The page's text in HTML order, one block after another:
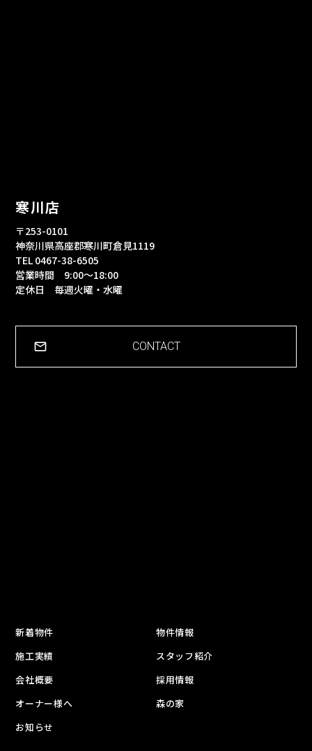
寒川店
〒253-0101
神奈川県高座郡寒川町倉見1119
TEL 0467-38-6505
営業時間 9:00～18:00
定休日 毎週火曜・水曜
CONTACT
新着物件
物件情報
施工実績
スタッフ紹介
会社概要
採用情報
オーナー様へ
森の家
お知らせ